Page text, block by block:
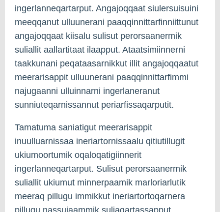
ingerlanneqartarput. Angajoqqaat siulersuisuini
meeqqanut ulluunerani paaqqinnittarfinniittunut
angajoqqaat kiisalu sulisut perorsaanermik
suliallit aallartitaat ilaapput. Ataatsimiinnerni
taakkunani peqataasarnikkut illit angajoqqaatut
meerarisappit ulluunerani paaqqinnittarfimmi
najugaanni ulluinnarni ingerlaneranut
sunniuteqarnissannut periarfissaqarputit.
Tamatuma saniatigut meerarisappit
inuulluarnissaa ineriartornissaalu qitiutillugit
ukiumoortumik oqaloqatigiinnerit
ingerlanneqartarput. Sulisut perorsaanermik
suliallit ukiumut minnerpaamik marloriarlutik
meeraq pillugu immikkut ineriartortoqarnera
pillugu nassuiaammik suliaqartassapput.